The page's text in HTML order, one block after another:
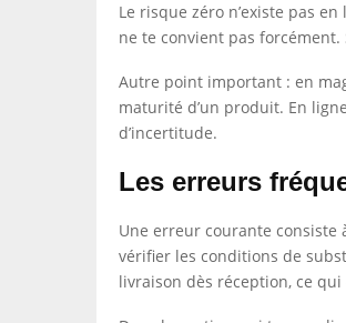
Le risque zéro n’existe pas
ne te convient pas
Autre point important : en
maturité d’un produit. En
d’incertitude.
Les erreurs
Une erreur courante
vérifier les conditions de
livraison dès réception, ce